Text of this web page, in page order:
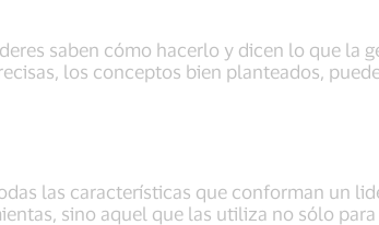
saben cómo hacerlo y dicen lo que la
los conceptos bien planteados,
las características que conforman un
sino aquel que las utiliza no sólo